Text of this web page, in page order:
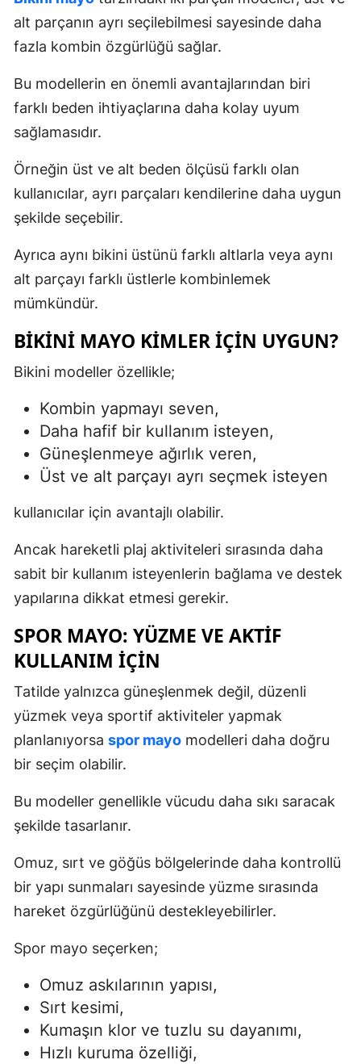
alt parçanın ayrı seçilebilmesi sayesinde daha
fazla kombin özgürlüğü sağlar.
Bu modellerin en önemli avantajlarından biri
farklı beden ihtiyaçlarına daha kolay uyum
sağlamasıdır.
Örneğin üst ve alt beden ölçüsü farklı olan
kullanıcılar, ayrı parçaları kendilerine daha uygun
şekilde seçebilir.
Ayrıca aynı bikini üstünü farklı altlarla veya aynı
alt parçayı farklı üstlerle kombinlemek
mümkündür.
BIKINI MAYO KIMLER İÇIN UYGUN?
Bikini modeller özellikle;
Kombin yapmayı seven,
Daha hafif bir kullanım isteyen,
Güneşlenmeye ağırlık veren,
Üst ve alt parçayı ayrı seçmek isteyen
kullanıcılar için avantajlı olabilir.
Ancak hareketli plaj aktiviteleri sırasında daha
sabit bir kullanım isteyenlerin bağlama ve destek
yapılarına dikkat etmesi gerekir.
SPOR MAYO: YÜZME VE AKTIF
KULLANIM İÇIN
Tatilde yalnızca güneşlenmek değil, düzenli
yüzmek veya sportif aktiviteler yapmak
planlanıyorsa spor mayo modelleri daha doğru
bir seçim olabilir.
Bu modeller genellikle vücudu daha sıkı saracak
şekilde tasarlanır.
Omuz, sırt ve göğüs bölgelerinde daha kontrollü
bir yapı sunmaları sayesinde yüzme sırasında
hareket özgürlüğünü destekleyebilirler.
Spor mayo seçerken;
Omuz askılarının yapısı,
Sırt kesimi,
Kumaşın klor ve tuzlu su dayanımı,
Hızlı kuruma özelliği,